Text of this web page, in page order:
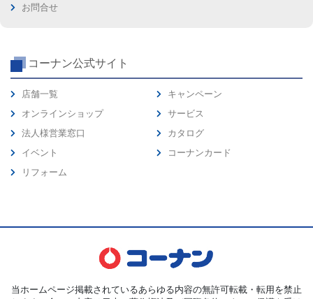
お問合せ
コーナン公式サイト
店舗一覧
オンラインショップ
法人様営業窓口
イベント
リフォーム
キャンペーン
サービス
カタログ
コーナンカード
当ホームページ掲載されているあらゆる内容の無許可転載・転用を禁止